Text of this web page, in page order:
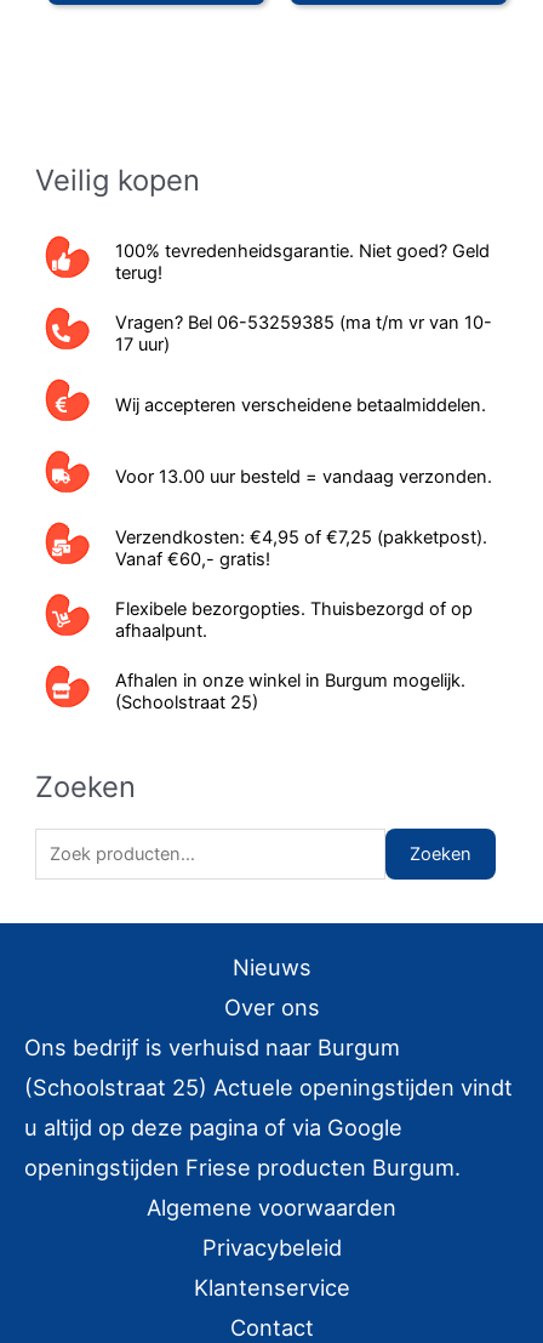
Veilig kopen
100% tevredenheidsgarantie. Niet goed? Geld
terug!
Vragen? Bel 06-53259385 (ma t/m vr van 10-
17 uur)
Wij accepteren verscheidene betaalmiddelen.
Voor 13.00 uur besteld = vandaag verzonden.
Verzendkosten: €4,95 of €7,25 (pakketpost).
Vanaf €60,- gratis!
Flexibele bezorgopties. Thuisbezorgd of op
afhaalpunt.
Afhalen in onze winkel in Burgum mogelijk.
(Schoolstraat 25)
Zoeken
o
n
a
a
r
Zoeken
Nieuws
Over ons
Ons bedrijf is verhuisd naar Burgum
(Schoolstraat 25) Actuele openingstijden vindt
u altijd op deze pagina of via Google
openingstijden Friese producten Burgum.
Algemene voorwaarden
Privacybeleid
Klantenservice
Contact